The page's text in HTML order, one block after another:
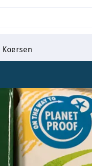
Koersen